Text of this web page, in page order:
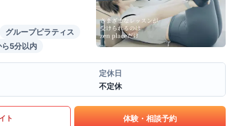
グループピラティス
ら5分以内
定休日
不定休
ト 体験・相談予約